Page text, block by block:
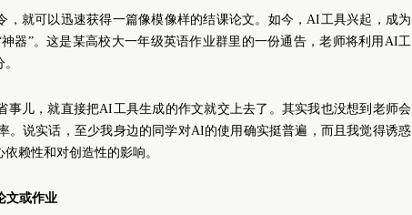
，就可以迅速获得一篇像模像样的结课论文。如今，AI工具兴起，成为
器”。这是某高校大一年级英语作业群里的一份通告，老师将利用AI工
事儿，就直接把AI工具生成的作文就交上去了。其实我也没想到老师会
。说实话，至少我身边的同学对AI的使用确实挺普遍，而且我觉得诱惑
赖性和对创造性的影响。
文或作业